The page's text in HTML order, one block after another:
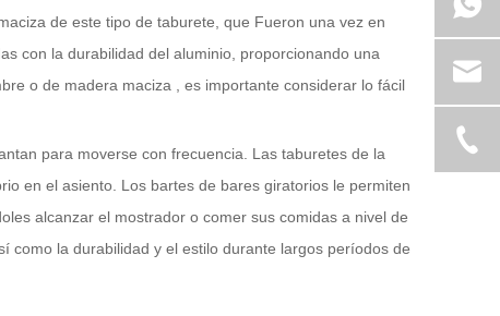
de este tipo de taburete, que Fueron una vez en
con la durabilidad del aluminio, proporcionando una
o de madera maciza , es importante considerar lo fácil
para moverse con frecuencia. Las taburetes de la
en el asiento. Los bartes de bares giratorios le permiten
alcanzar el mostrador o comer sus comidas a nivel de
como la durabilidad y el estilo durante largos períodos de